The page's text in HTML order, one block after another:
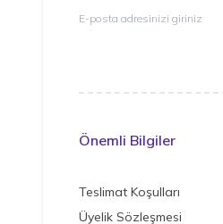
Önemli Bilgiler
Teslimat Koşulları
Üyelik Sözleşmesi